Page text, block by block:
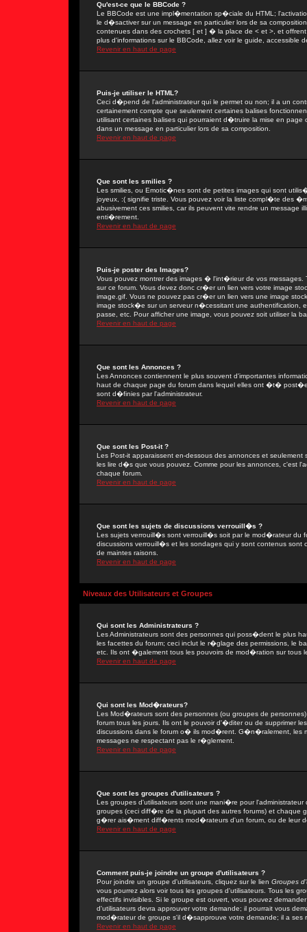
Qu'est-ce que le BBCode ?
Le BBCode est une impl�mentation sp�ciale du HTML;
le d�sactiver sur un message en particulier lors de sa
contenues dans des crochets [ et ] � la place de < et >, et
plus d'informations sur le BBCode, allez voir le guide, accessible
Revenir en haut de page
Puis-je utiliser le HTML?
Ceci d�pend de l'administrateur qui le permet ou non; il a un
certainement compte que seulement certaines balises
utilisant certaines balises qui pourraient d�truire la mise en
dans un message en particulier lors de sa composition.
Revenir en haut de page
Que sont les smilies ?
Les smilies, ou Emotic�nes sont de petites images qui sont
joyeux, :( signifie triste. Vous pouvez voir la liste compl�te des
abusivement ces smilies, car ils peuvent vite rendre un
enti�rement.
Revenir en haut de page
Puis-je poster des Images?
Vous pouvez montrer des images � l'int�rieur de vos messages.
sur ce forum. Vous devez donc cr�er un lien vers votre image
image.gif. Vous ne pouvez pas cr�er un lien vers une image
image stock�e sur un serveur n�cessitant une authentification,
passe, etc. Pour afficher une image, vous pouvez soit utiliser la
Revenir en haut de page
Que sont les Annonces ?
Les Annonces contiennent le plus souvent d'importantes
haut de chaque page du forum dans lequel elles ont �t�
sont d�finies par l'administrateur.
Revenir en haut de page
Que sont les Post-it ?
Les Post-it apparaissent en-dessous des annonces et
les lire d�s que vous pouvez. Comme pour les annonces, c'est
chaque forum.
Revenir en haut de page
Que sont les sujets de discussions verrouill�s ?
Les sujets verrouill�s sont verrouill�s soit par le mod�rateur du
discussions verrouill�s et les sondages qui y sont contenus
de maintes raisons.
Revenir en haut de page
Niveaux des Utilisateurs et Groupes
Qui sont les Administrateurs ?
Les Administrateurs sont des personnes qui poss�dent le plus
les facettes du forum; ceci inclut le r�glage des permissions, le
etc. Ils ont �galement tous les pouvoirs de mod�ration sur tous
Revenir en haut de page
Qui sont les Mod�rateurs?
Les Mod�rateurs sont des personnes (ou groupes de
forum tous les jours. Ils ont le pouvoir d'�diter ou de supprimer
discussions dans le forum o� ils mod�rent. G�n�ralement,
messages ne respectant pas le r�glement.
Revenir en haut de page
Que sont les groupes d'utilisateurs ?
Les groupes d'utilisateurs sont une mani�re pour
groupes (ceci diff�re de la plupart des autres forums) et
g�rer ais�ment diff�rents mod�rateurs d'un forum, ou de leur
Revenir en haut de page
Comment puis-je joindre un groupe d'utilisateurs ?
Pour joindre un groupe d'utilisateurs, cliquez sur le lien Groupes
vous pourrez alors voir tous les groupes d'utilisateurs. Tous les
effectifs invisibles. Si le groupe est ouvert, vous pouvez
d'utilisateurs devra approuver votre demande; il pourrait vous
mod�rateur de groupe s'il d�sapprouve votre demande; il a ses
Revenir en haut de page